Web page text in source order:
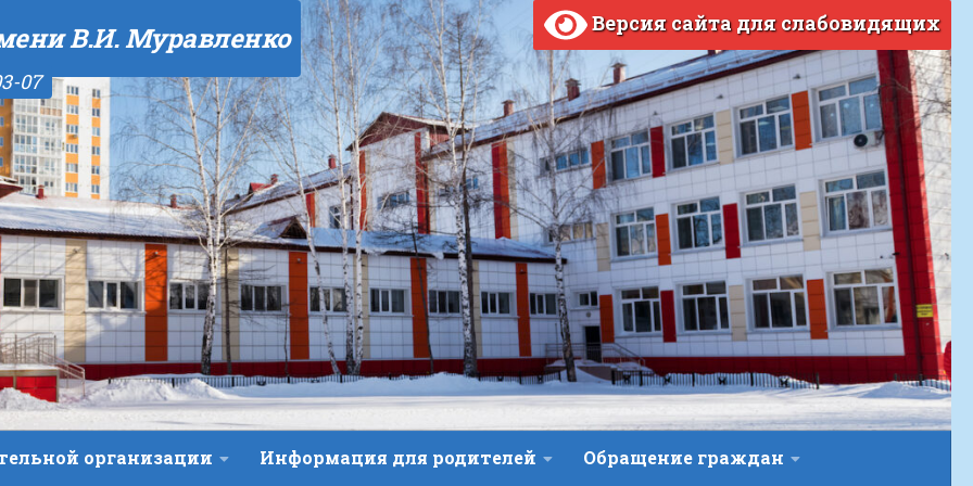
В.И. Муравленко
07
Версия сайта для слабовидящих
организации Информация для родителей Обращение граждан